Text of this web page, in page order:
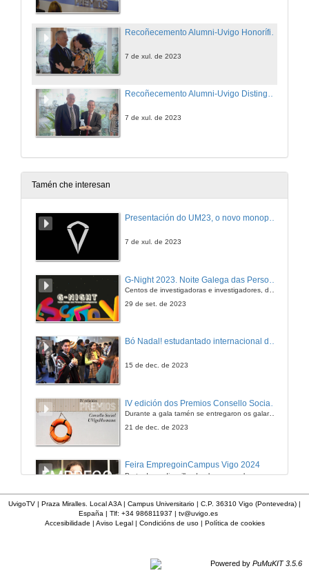
7 de xul. de 2023
Recoñecemento Alumni-Uvigo Distinguido e Clausura do acto
7 de xul. de 2023
Tamén che interesan
Presentación do UM23, o novo monopraza de UVigo Motorsport
7 de xul. de 2023
Centos de investigadoras e investigadores, decenas de actividades e sete cidades
29 de set. de 2023
Bó Nadal! estudantado internacional da Universidade de Vigo
15 de dec. de 2023
Durante a gala tamén se entregaron os galardóns aos mellores TFG e TFM en materia de Axenda 2030
21 de dec. de 2023
Feira EmpregoinCampus Vigo 2024
Preto de medio millar de alumnas e alumnos buscan coñecer máis de preto as oportunidades que lles achegan as arredor de medio cento de empresas que participan na edición viguesa da feira. Xunto coa visita aos stands, durante a feria desenvólvense varias actividades complementarias, como obradoiros, conversas, mesas redondas ou o pasaporte de empregabilidade, un espazo no que poderán recibir asesoramento sobre o seu CV.
UvigoTV | Praza Miralles. Local A3A | Campus Universitario | C.P. 36310 Vigo (Pontevedra) |
España | Tlf: +34 986811937 | tv@uvigo.es
Accesibilidade | Aviso Legal| Condicións de uso| Política de cookies
Powered by PuMuKIT 3.5.6